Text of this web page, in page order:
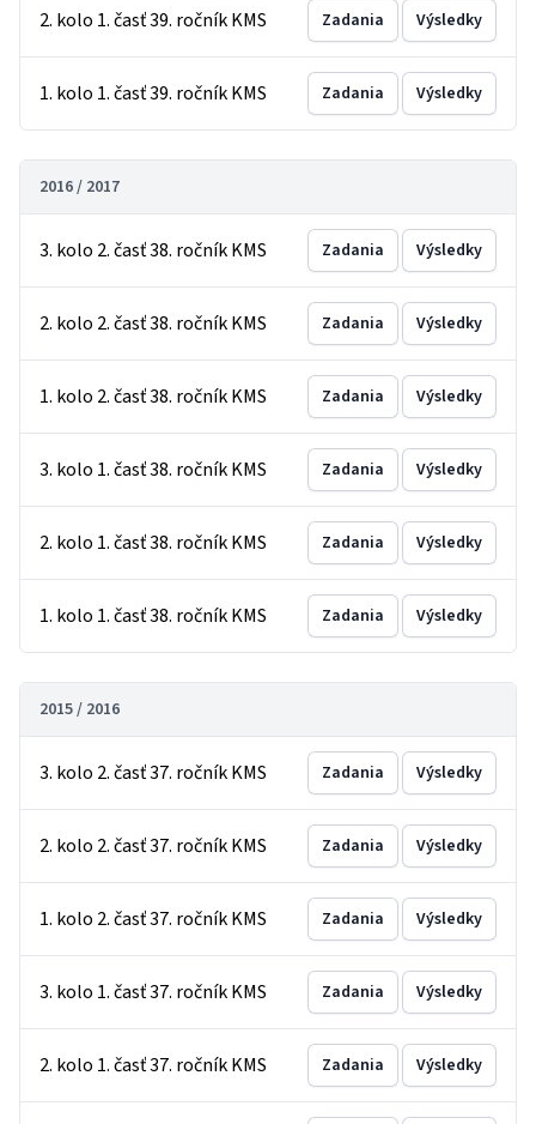
2. kolo 1. časť 39. ročník KMS Zadania Výsledky
1. kolo 1. časť 39. ročník KMS Zadania Výsledky
2016 / 2017
3. kolo 2. časť 38. ročník KMS Zadania Výsledky
2. kolo 2. časť 38. ročník KMS Zadania Výsledky
1. kolo 2. časť 38. ročník KMS Zadania Výsledky
3. kolo 1. časť 38. ročník KMS Zadania Výsledky
2. kolo 1. časť 38. ročník KMS Zadania Výsledky
1. kolo 1. časť 38. ročník KMS Zadania Výsledky
2015 / 2016
3. kolo 2. časť 37. ročník KMS Zadania Výsledky
2. kolo 2. časť 37. ročník KMS Zadania Výsledky
1. kolo 2. časť 37. ročník KMS Zadania Výsledky
3. kolo 1. časť 37. ročník KMS Zadania Výsledky
2. kolo 1. časť 37. ročník KMS Zadania Výsledky